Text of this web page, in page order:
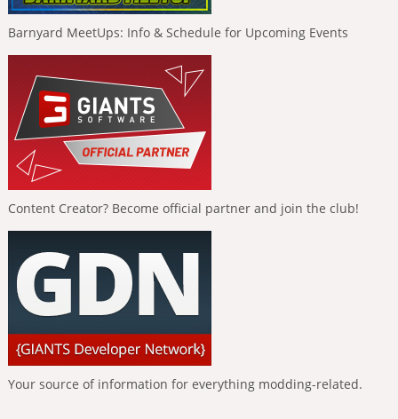
Barnyard MeetUps: Info & Schedule for Upcoming Events
Content Creator? Become official partner and join the club!
Your source of information for everything modding-related.